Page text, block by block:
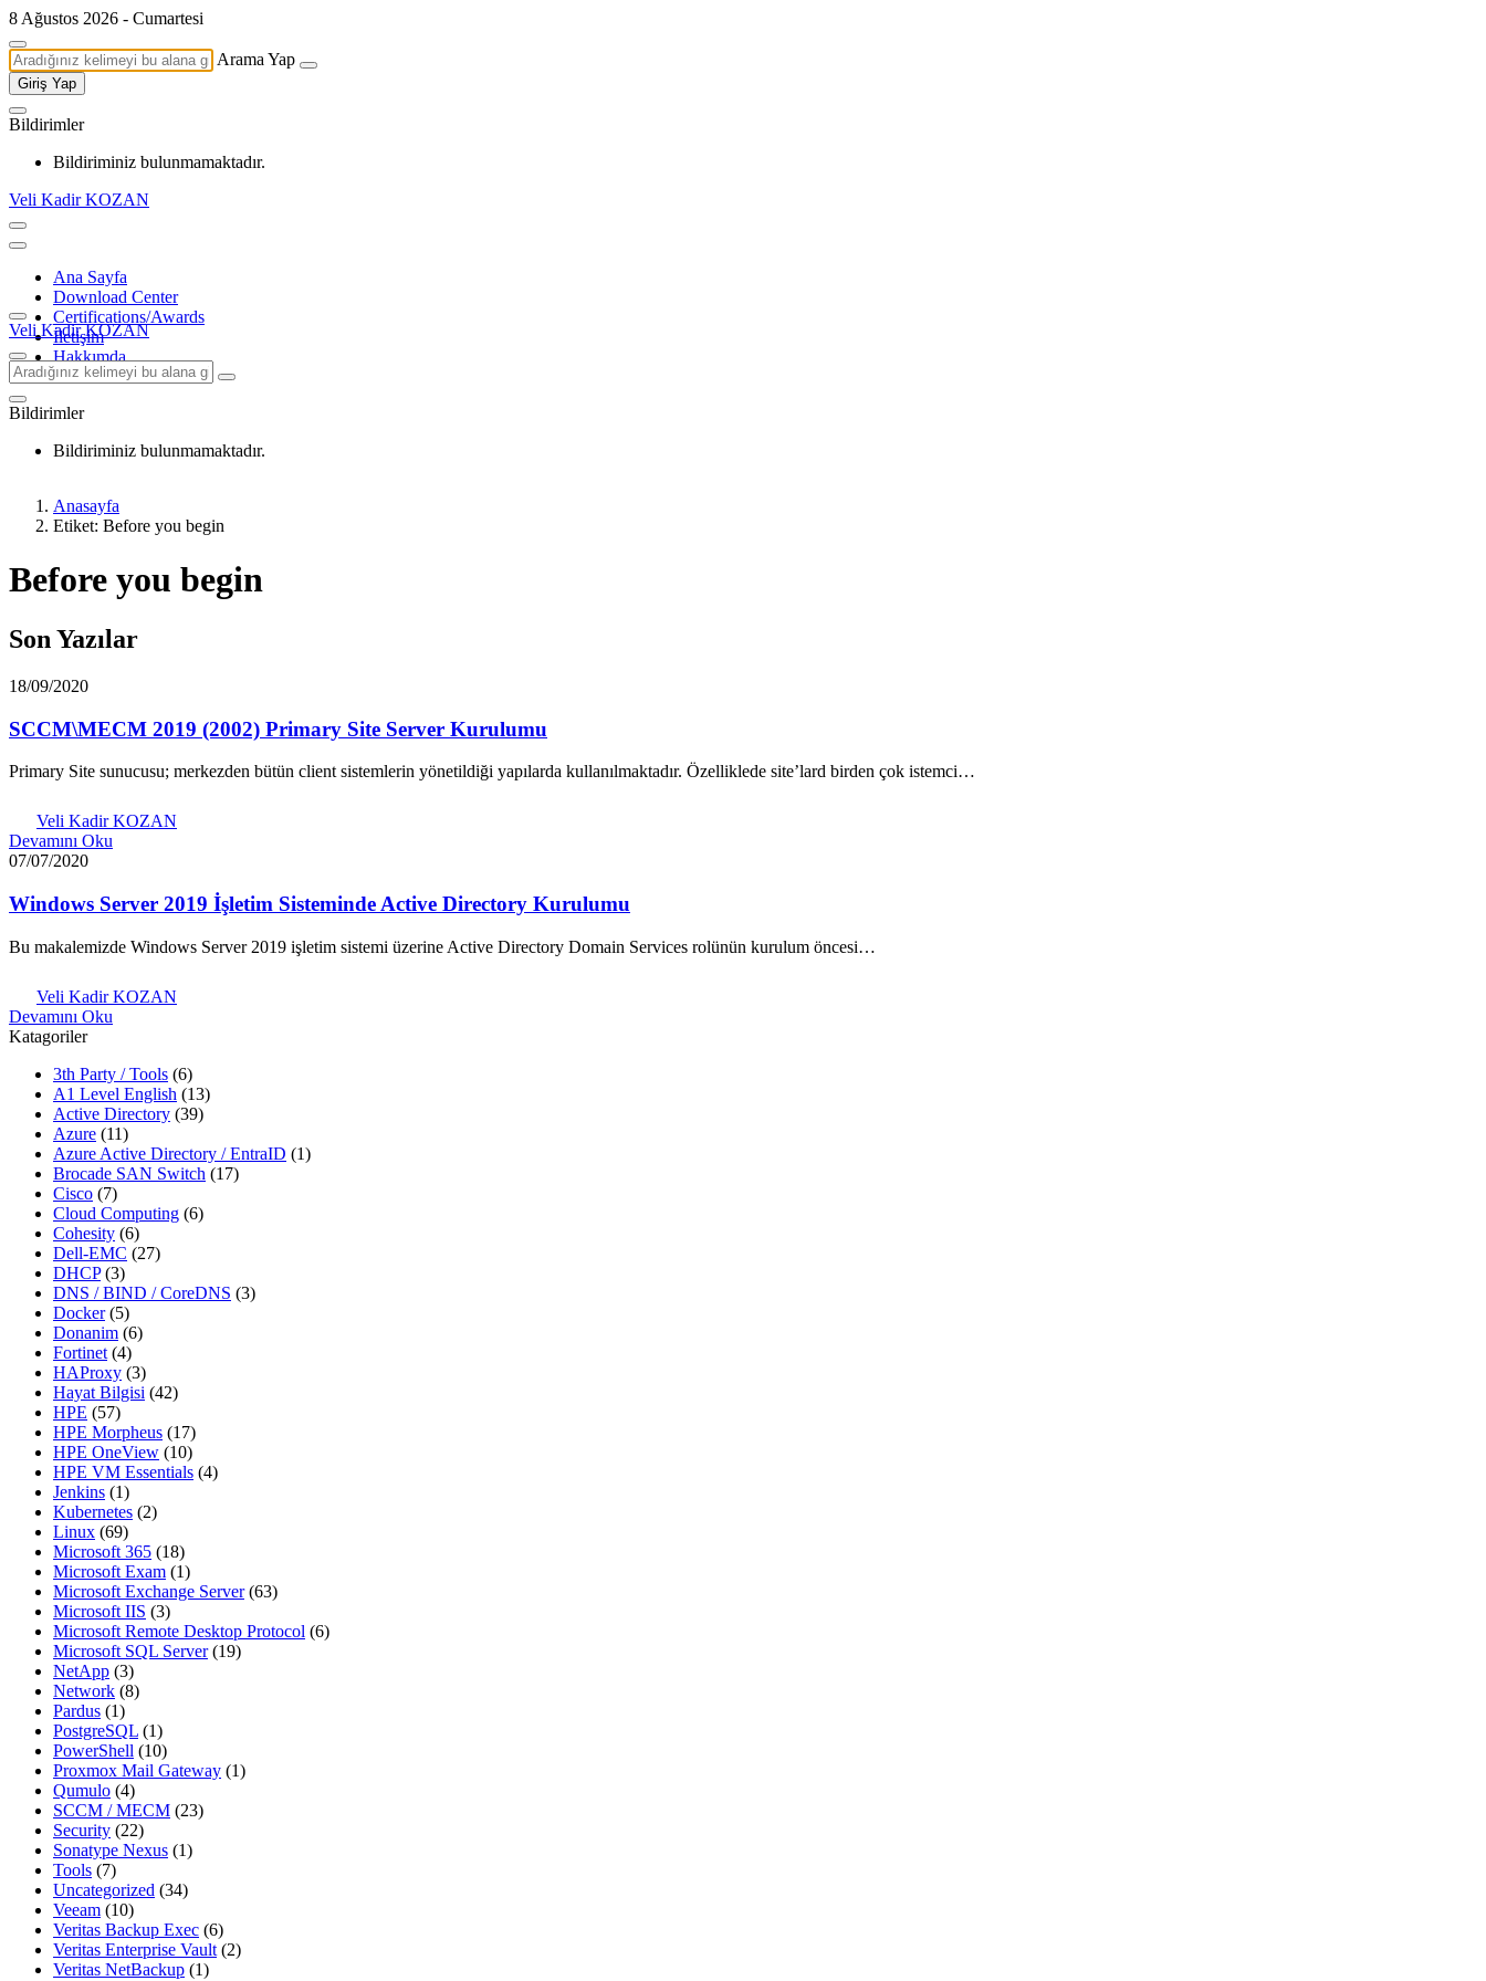
8 Ağustos 2026 - Cumartesi
Arama Yap
Giriş Yap
Bildirimler
Bildiriminiz bulunmamaktadır.
Veli Kadir KOZAN
Ana Sayfa
Download Center
Certifications/Awards
İletişim
Hakkımda
Veli Kadir KOZAN
Bildirimler
Bildiriminiz bulunmamaktadır.
Anasayfa
Etiket: Before you begin
Before you begin
Son Yazılar
18/09/2020
SCCM\MECM 2019 (2002) Primary Site Server Kurulumu
Primary Site sunucusu; merkezden bütün client sistemlerin yönetildiği yapılarda kullanılmaktadır. Özelliklede site’lard birden çok istemci…
Veli Kadir KOZAN
Devamını Oku
07/07/2020
Windows Server 2019 İşletim Sisteminde Active Directory Kurulumu
Bu makalemizde Windows Server 2019 işletim sistemi üzerine Active Directory Domain Services rolünün kurulum öncesi…
Veli Kadir KOZAN
Devamını Oku
Katagoriler
3th Party / Tools (6)
A1 Level English (13)
Active Directory (39)
Azure (11)
Azure Active Directory / EntraID (1)
Brocade SAN Switch (17)
Cisco (7)
Cloud Computing (6)
Cohesity (6)
Dell-EMC (27)
DHCP(3)
DNS / BIND / CoreDNS (3)
Docker(5)
Donanim (6)
Fortinet (4)
HAProxy (3)
Hayat Bilgisi (42)
HPE (57)
HPE Morpheus (17)
HPE OneView (10)
HPE VM Essentials (4)
Jenkins (1)
Kubernetes (2)
Linux (69)
Microsoft 365 (18)
Microsoft Exam (1)
Microsoft Exchange Server(63)
Microsoft IIS (3)
Microsoft Remote Desktop Protocol (6)
Microsoft SQL Server(19)
NetApp (3)
Network (8)
Pardus (1)
PostgreSQL (1)
PowerShell (10)
Proxmox Mail Gateway (1)
Qumulo (4)
SCCM / MECM (23)
Security (22)
Sonatype Nexus (1)
Tools (7)
Uncategorized (34)
Veeam (10)
Veritas Backup Exec (6)
Veritas Enterprise Vault (2)
Veritas NetBackup (1)